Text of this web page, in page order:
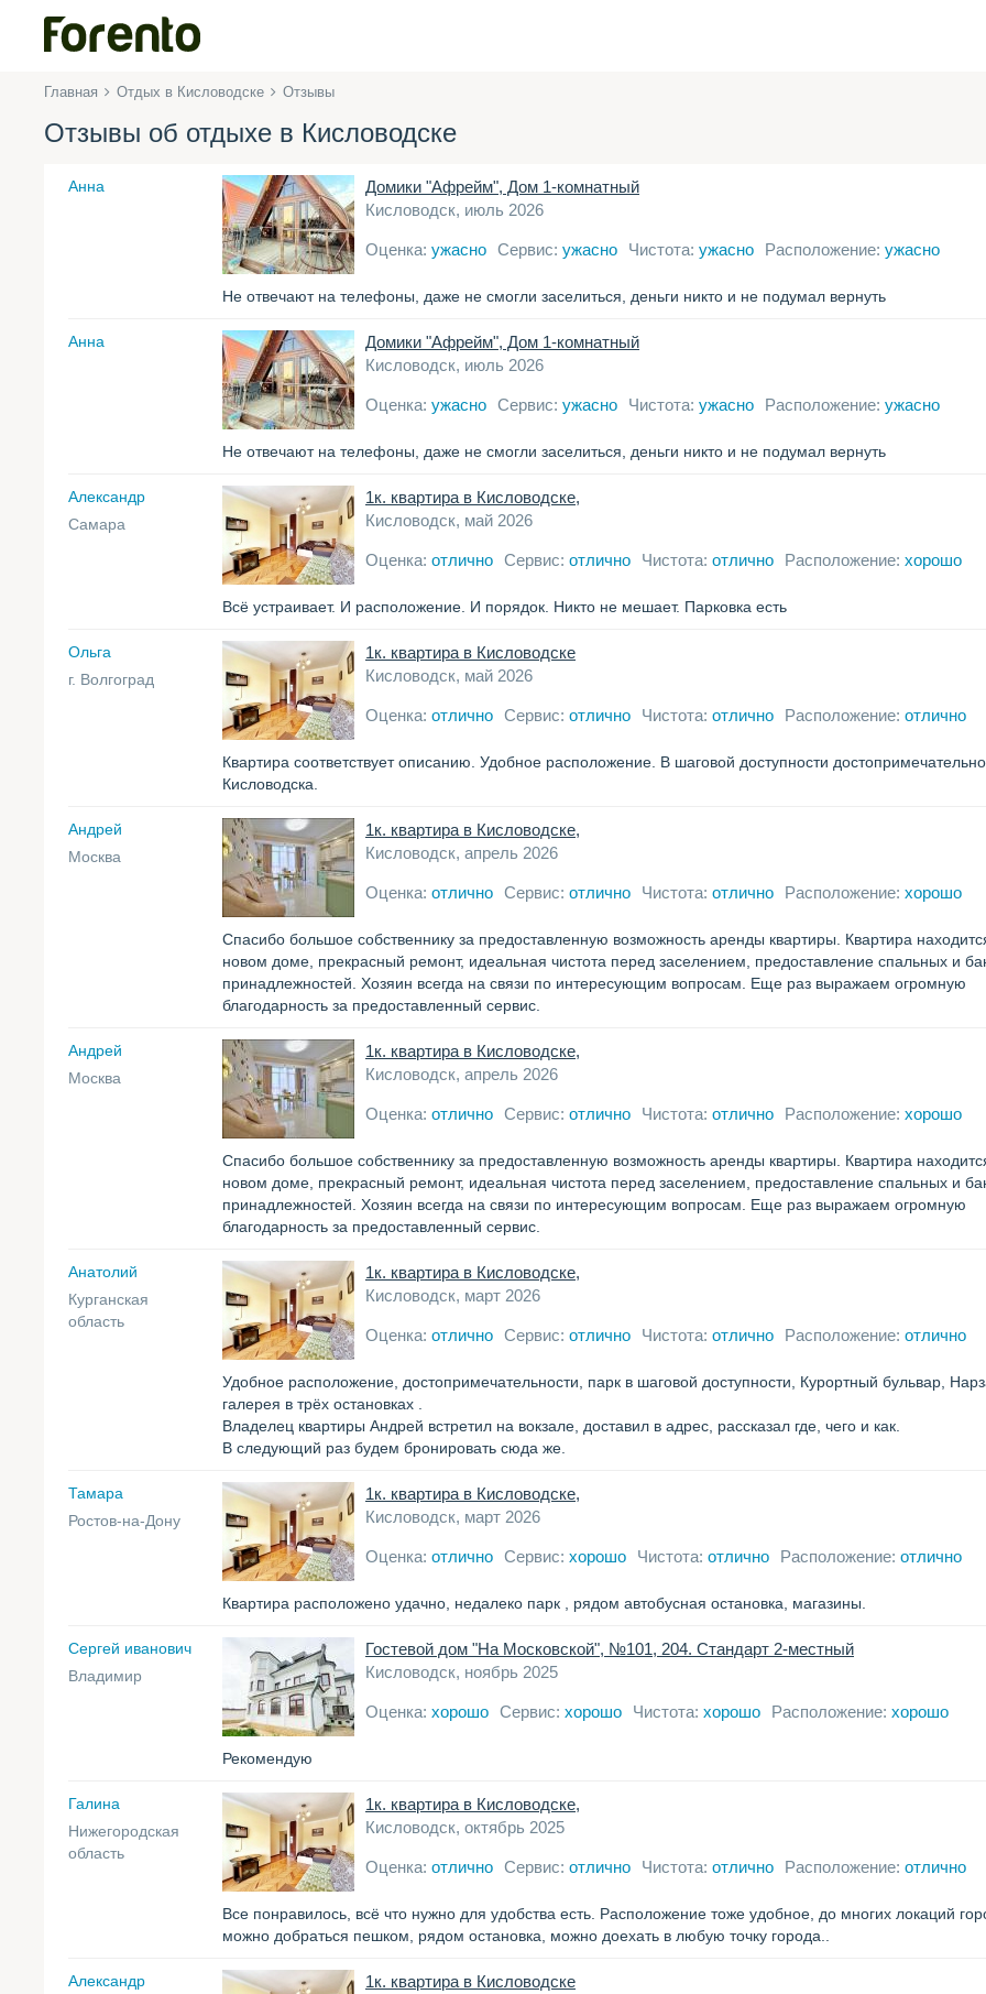
Главная Отдых в Кисловодске Отзывы
Отзывы об отдыхе в Кисловодске
Анна
Домики "Афрейм", Дом 1-комнатный
Кисловодск, июль 2026
Оценка: ужасно Сервис: ужасно Чистота: ужасно Расположение: ужасно
Не отвечают на телефоны, даже не смогли заселиться, деньги никто и не подумал вернуть
Анна
Домики "Афрейм", Дом 1-комнатный
Кисловодск, июль 2026
Оценка: ужасно Сервис: ужасно Чистота: ужасно Расположение: ужасно
Не отвечают на телефоны, даже не смогли заселиться, деньги никто и не подумал вернуть
Александр
Самара
1к. квартира в Кисловодске,
Кисловодск, май 2026
Оценка: отлично Сервис: отлично Чистота: отлично Расположение: хорошо
Всё устраивает. И расположение. И порядок. Никто не мешает. Парковка есть
Ольга
г. Волгоград
1к. квартира в Кисловодске
Кисловодск, май 2026
Оценка: отлично Сервис: отлично Чистота: отлично Расположение: отлично
Квартира соответствует описанию. Удобное расположение. В шаговой доступности
Кисловодска.
Андрей
Москва
1к. квартира в Кисловодске,
Кисловодск, апрель 2026
Оценка: отлично Сервис: отлично Чистота: отлично Расположение: хорошо
Спасибо большое собственнику за предоставленную возможность аренды квартиры. Квартира
новом доме, прекрасный ремонт, идеальная чистота перед заселением, предоставление спальных и
принадлежностей. Хозяин всегда на связи по интересующим вопросам. Еще раз выражаем огромную
благодарность за предоставленный сервис.
Андрей
Москва
1к. квартира в Кисловодске,
Кисловодск, апрель 2026
Оценка: отлично Сервис: отлично Чистота: отлично Расположение: хорошо
Спасибо большое собственнику за предоставленную возможность аренды квартиры. Квартира
новом доме, прекрасный ремонт, идеальная чистота перед заселением, предоставление спальных и
принадлежностей. Хозяин всегда на связи по интересующим вопросам. Еще раз выражаем огромную
благодарность за предоставленный сервис.
Анатолий
Курганская
область
1к. квартира в Кисловодске,
Кисловодск, март 2026
Оценка: отлично Сервис: отлично Чистота: отлично Расположение: отлично
Удобное расположение, достопримечательности, парк в шаговой доступности, Курортный бульвар,
галерея в трёх остановках .
Владелец квартиры Андрей встретил на вокзале, доставил в адрес, рассказал где, чего и как.
В следующий раз будем бронировать сюда же.
Тамара
Ростов-на-Дону
1к. квартира в Кисловодске,
Кисловодск, март 2026
Оценка: отлично Сервис: хорошо Чистота: отлично Расположение: отлично
Квартира расположено удачно, недалеко парк , рядом автобусная остановка, магазины.
Сергей иванович
Владимир
Гостевой дом "На Московской", №101, 204. Стандарт 2-местный
Кисловодск, ноябрь 2025
Оценка: хорошо Сервис: хорошо Чистота: хорошо Расположение: хорошо
Рекомендую
Галина
Нижегородская
область
1к. квартира в Кисловодске,
Кисловодск, октябрь 2025
Оценка: отлично Сервис: отлично Чистота: отлично Расположение: отлично
Все понравилось, всё что нужно для удобства есть. Расположение тоже удобное, до многих локаций
можно добраться пешком, рядом остановка, можно доехать в любую точку города..
Александр
1к. квартира в Кисловодске